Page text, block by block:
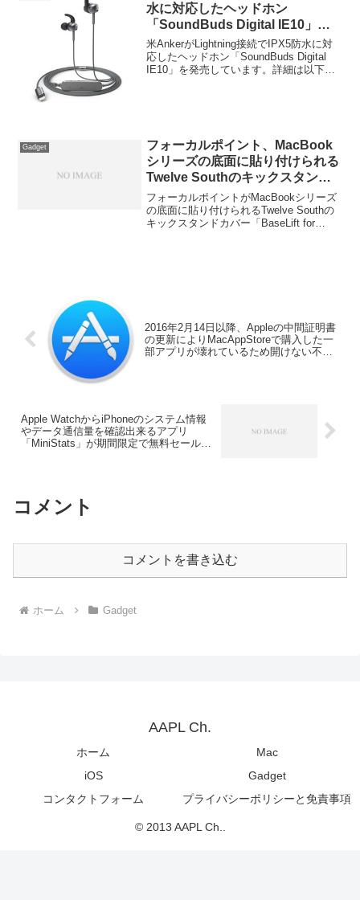
水に対応したヘッドホン
「SoundBuds Digital IE10」を
発売。
米AnkerがLightning接続でIPX5防水に対
応したヘッドホン「SoundBuds Digital
IE10」を発売しています。詳細は以下か
Gadget
フォーカルポイント、MacBook
シリーズの底面に貼り付けられる
Twelve Southのキックスタンド
カバー「BaseLift for
MacBook」を販売開始。
フォーカルポイントがMacBookシリーズ
の底面に貼り付けられるTwelve Southの
キックスタンドカバー「BaseLift for
2016年2月14日以降、Appleの中間証明書
の更新によりMacAppStoreで購入した一
部アプリが壊れているため開けない不具
Apple WatchからiPhoneのシステム情報
やデータ通信量を確認出来るアプリ
「MiniStats」が期間限定で無料セール
コメント
コメントを書き込む
ホーム Gadget
AAPL Ch.
ホーム
Mac
iOS
Gadget
コンタクトフォーム
プライバシーポリシーと免責事項
© 2013 AAPL Ch..